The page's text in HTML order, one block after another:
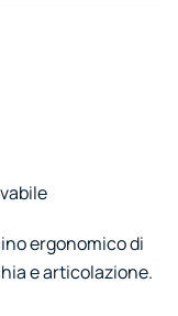
ergonomico di
e articolazione.